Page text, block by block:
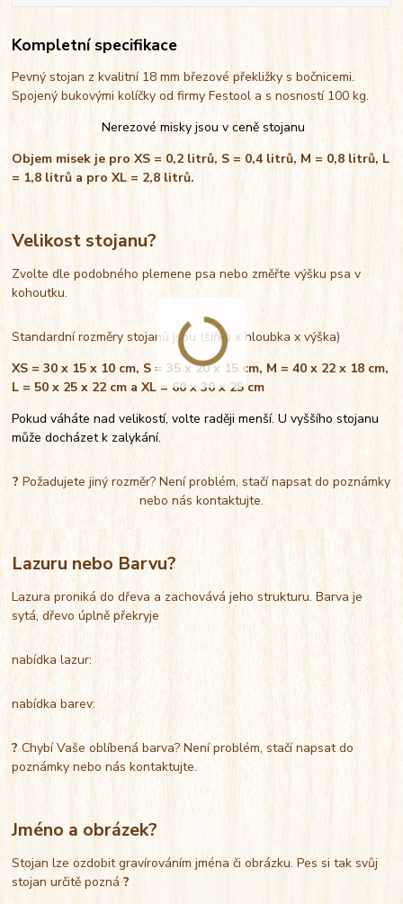
Kompletní specifikace
Pevný stojan z kvalitní 18 mm březové překližky s bočnicemi.
Spojený bukovými kolíčky od firmy Festool a s nosností 100 kg.
Nerezové misky jsou v ceně stojanu
Objem misek je pro XS = 0,2 litrů, S = 0,4 litrů, M = 0,8 litrů, L
= 1,8 litrů a pro XL = 2,8 litrů.
Velikost stojanu?
Zvolte dle podobného plemene psa nebo změřte výšku psa v
kohoutku.
Standardní rozměry stojanů jsou (šířka x hloubka x výška)
XS = 30 x 15 x 10 cm, S = 35 x 20 x 15 cm, M = 40 x 22 x 18 cm,
L = 50 x 25 x 22 cm a XL = 60 x 30 x 25 cm
Pokud váháte nad velikostí, volte raději menší. U vyššího stojanu
může docházet k zalykání.
? Požadujete jiný rozměr? Není problém, stačí napsat do poznámky
nebo nás kontaktujte.
Lazuru nebo Barvu?
Lazura proniká do dřeva a zachovává jeho strukturu. Barva je
sytá, dřevo úplně překryje
nabídka lazur:
nabídka barev:
?Chybí Vaše oblíbená barva? Není problém, stačí napsat do
poznámky nebo nás kontaktujte.
Jméno a obrázek?
Stojan lze ozdobit gravírováním jména či obrázku. Pes si tak svůj
stojan určitě pozná?